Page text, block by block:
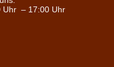
Uhr – 17:00 Uhr